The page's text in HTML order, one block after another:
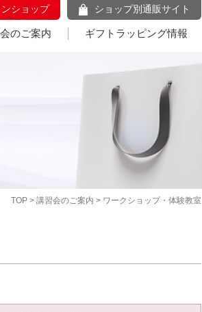
ショップ ショップ別通販サイト
のご案内 ギフトラッピング情報
TOP > 講習会のご案内 > ワークショップ・体験教室